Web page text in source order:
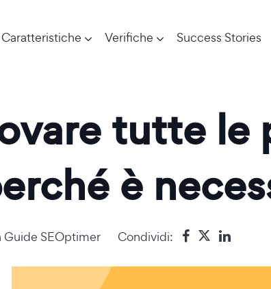
Caratteristiche Verifiche Success Stories
tutte le
è
Guide SEOptimer Condividi: